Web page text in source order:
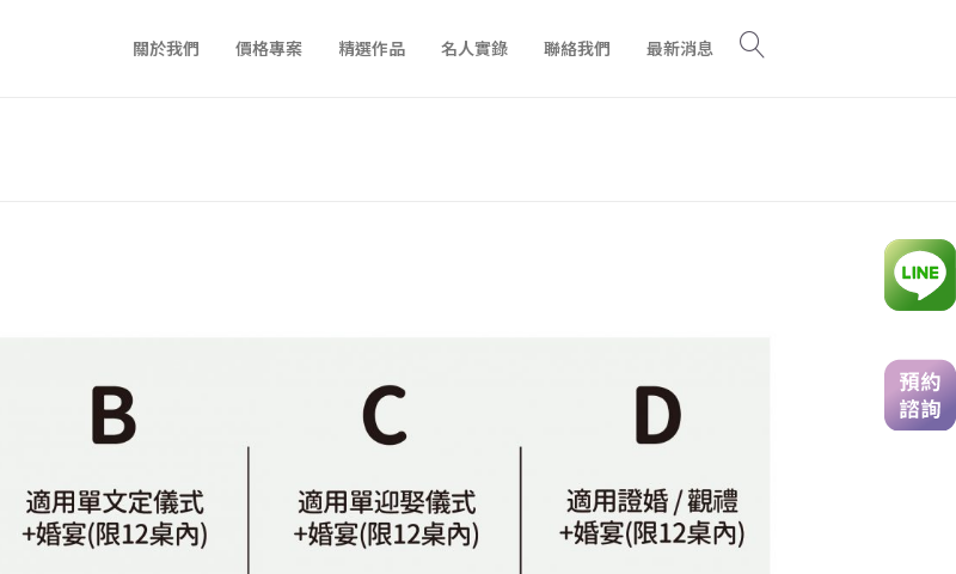
關於我們 價格專案 精選作品 名人實錄 聯絡我們 最新消息